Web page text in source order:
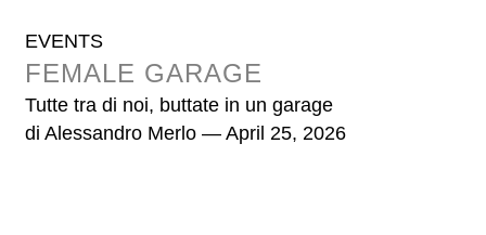
EVENTS
FEMALE GARAGE
Tutte tra di noi, buttate in un garage
di Alessandro Merlo — April 25, 2026